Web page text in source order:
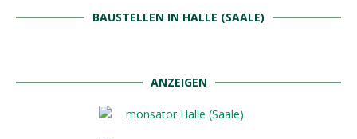
BAUSTELLEN IN HALLE (SAALE)
ANZEIGEN